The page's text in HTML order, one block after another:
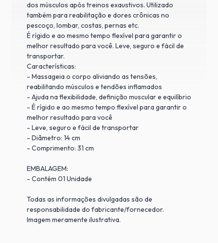
dos músculos após treinos exaustivos. Utilizado
também para reabilitação e dores crônicas no
pescoço, lombar, costas, pernas etc.
É rígido e ao mesmo tempo flexível para garantir o
melhor resultado para você. Leve, seguro e fácil de
transportar.
Características:
- Massageia o corpo aliviando as tensões,
reabilitando músculos e tendões inflamados
- Ajuda na flexibilidade, definição muscular e equilíbrio
- É rígido e ao mesmo tempo flexível para garantir o
melhor resultado para você
- Leve, seguro e fácil de transportar
- Diâmetro: 14 cm
- Comprimento: 31 cm
EMBALAGEM:
- Contém 01 Unidade
Todas as informações divulgadas são de
responsabilidade do fabricante/fornecedor.
Imagem meramente ilustrativa.